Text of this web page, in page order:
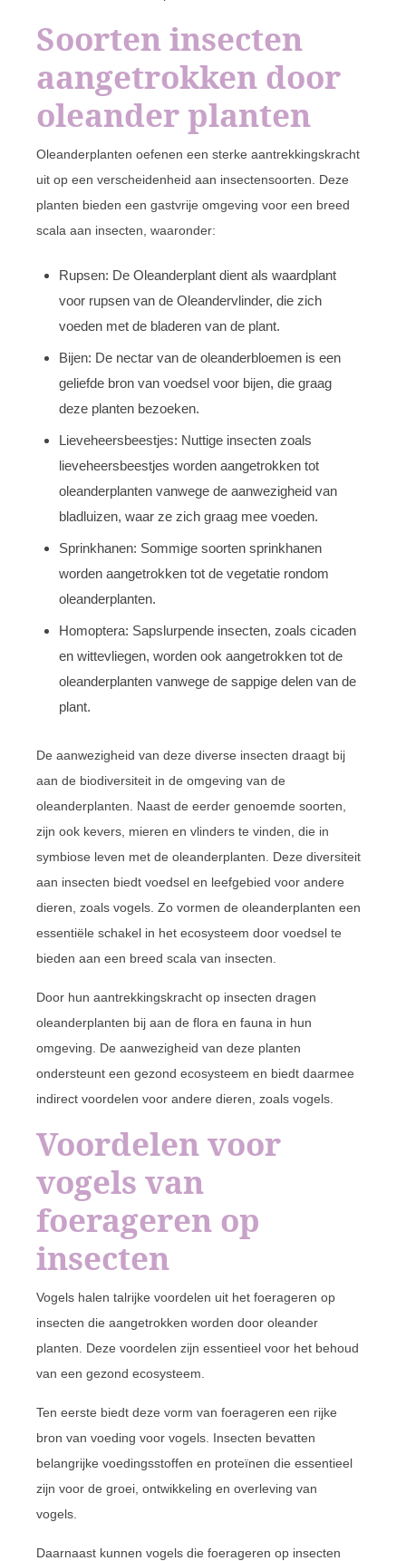
Soorten insecten
aangetrokken door
oleander planten
Oleanderplanten oefenen een sterke aantrekkingskracht
uit op een verscheidenheid aan insectensoorten. Deze
planten bieden een gastvrije omgeving voor een breed
scala aan insecten, waaronder:
Rupsen: De Oleanderplant dient als waardplant
voor rupsen van de Oleandervlinder, die zich
voeden met de bladeren van de plant.
Bijen: De nectar van de oleanderbloemen is een
geliefde bron van voedsel voor bijen, die graag
deze planten bezoeken.
Lieveheersbeestjes: Nuttige insecten zoals
lieveheersbeestjes worden aangetrokken tot
oleanderplanten vanwege de aanwezigheid van
bladluizen, waar ze zich graag mee voeden.
Sprinkhanen: Sommige soorten sprinkhanen
worden aangetrokken tot de vegetatie rondom
oleanderplanten.
Homoptera: Sapslurpende insecten, zoals cicaden
en wittevliegen, worden ook aangetrokken tot de
oleanderplanten vanwege de sappige delen van de
plant.
De aanwezigheid van deze diverse insecten draagt bij
aan de biodiversiteit in de omgeving van de
oleanderplanten. Naast de eerder genoemde soorten,
zijn ook kevers, mieren en vlinders te vinden, die in
symbiose leven met de oleanderplanten. Deze diversiteit
aan insecten biedt voedsel en leefgebied voor andere
dieren, zoals vogels. Zo vormen de oleanderplanten een
essentiële schakel in het ecosysteem door voedsel te
bieden aan een breed scala van insecten.
Door hun aantrekkingskracht op insecten dragen
oleanderplanten bij aan de flora en fauna in hun
omgeving. De aanwezigheid van deze planten
ondersteunt een gezond ecosysteem en biedt daarmee
indirect voordelen voor andere dieren, zoals vogels.
Voordelen voor
vogels van
foerageren op
insecten
Vogels halen talrijke voordelen uit het foerageren op
insecten die aangetrokken worden door oleander
planten. Deze voordelen zijn essentieel voor het behoud
van een gezond ecosysteem.
Ten eerste biedt deze vorm van foerageren een rijke
bron van voeding voor vogels. Insecten bevatten
belangrijke voedingsstoffen en proteïnen die essentieel
zijn voor de groei, ontwikkeling en overleving van
vogels.
Daarnaast kunnen vogels die foerageren op insecten